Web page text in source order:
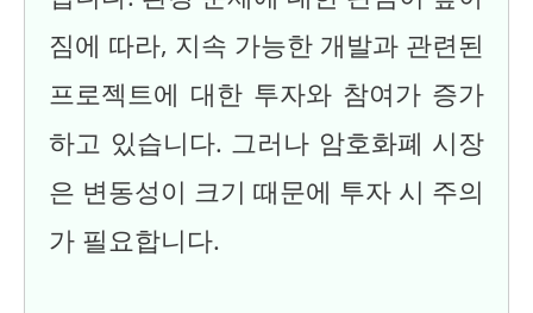
짐에 따라, 지속 가능한 개발과 관련된
프로젝트에 대한 투자와 참여가 증가
하고 있습니다. 그러나 암호화폐 시장
은 변동성이 크기 때문에 투자 시 주의
가 필요합니다.